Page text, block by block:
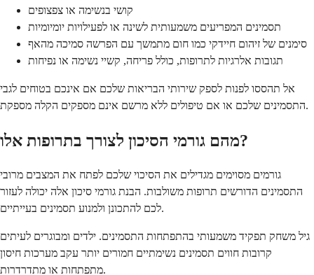
קושי בנשימה או צפצופים
תסמינים המפריעים משמעותית לשינה או לפעילויות יומיומיות
סימנים של זיהום חיידקי כמו חום מתמשך עם הפרשה סמיכה מהאף
תגובות אלרגיות לתרופות, כולל פריחה, קשיי נשימה או נפיחות
אל תהססו לפנות לספק שירותי הבריאות שלכם אם אינכם בטוחים לגבי
התסמינים שלכם או אם טיפולים ללא מרשם אינם מספקים הקלה מספקת.
מהם גורמי הסיכון לצורך בתרופות אלו?
גורמים מסוימים מגדילים את הסיכוי שלכם לפתח את המצבים מרובי
התסמינים הדורשים תרופות משולבות. הבנת גורמי סיכון אלה יכולה לעזור
לכם להתכונן ולמנוע תסמינים בעייתיים.
גיל משחק תפקיד משמעותי בהתפתחות התסמינים. ילדים ומבוגרים לעיתים
קרובות חווים תסמינים נשימתיים חמורים יותר עקב מערכות חיסון
מתפתחות או מתדרדרות.